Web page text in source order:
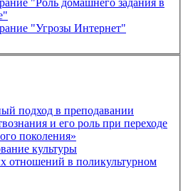
"Роль домашнего задания в
"Угрозы Интернет"
подход в преподавании
и его роль при переходе
поколения»
культуры
отношений в поликультурном